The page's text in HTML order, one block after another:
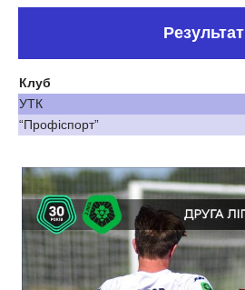
Результат
Клуб
УТК
“Профіспорт”